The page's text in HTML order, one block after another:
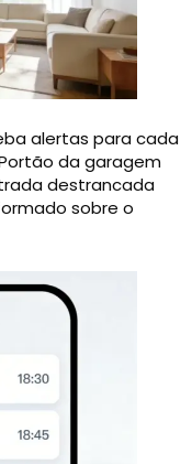
alertas para cada
da garagem
destrancada
sobre o